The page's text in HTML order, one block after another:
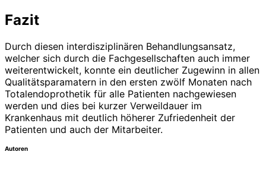
Fazit
Durch diesen interdisziplinären Behandlungsansatz,
welcher sich durch die Fachgesellschaften auch immer
weiterentwickelt, konnte ein deutlicher Zugewinn in allen
Qualitätsparamatern in den ersten zwölf Monaten nach
Totalendoprothetik für alle Patienten nachgewiesen
werden und dies bei kurzer Verweildauer im
Krankenhaus mit deutlich höherer Zufriedenheit der
Patienten und auch der Mitarbeiter.
Autoren